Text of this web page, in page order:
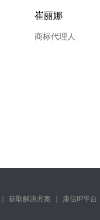
崔丽娜
商标代理人
获取解决方案 康信IP平台